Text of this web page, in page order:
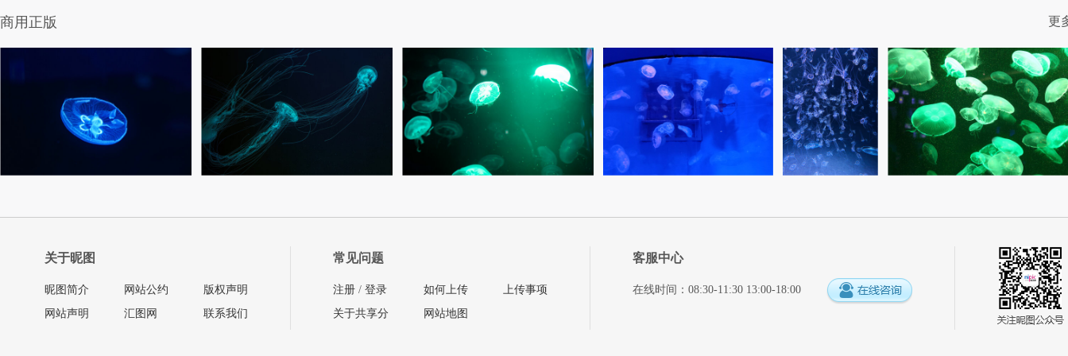
商用正版 更
关于昵图
昵图简介
网站声明
网站公约
汇图网
版权声明
联系我们
常见问题
注册 / 登录
关于共享分
如何上传
网站地图
上传事项
客服中心
在线时间：08:30-11:30 13:00-18:00